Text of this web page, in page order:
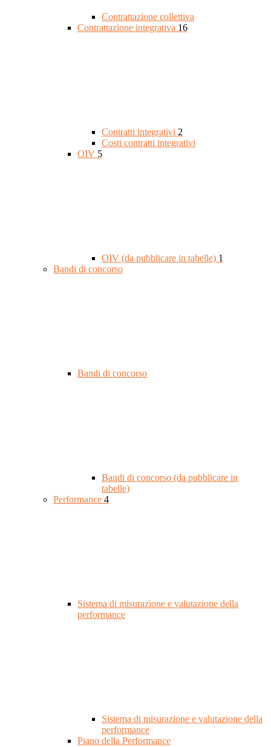
Contrattazione collettiva
Contrattazione integrativa 16
Contratti integrativi 2
Costi contratti integrativi
OIV 5
OIV (da pubblicare in tabelle) 1
Bandi di concorso
Bandi di concorso
Bandi di concorso (da pubblicare in
tabelle)
Performance 4
Sistema di misurazione e valutazione della
performance
Sistema di misurazione e valutazione della
performance
Piano della Performance